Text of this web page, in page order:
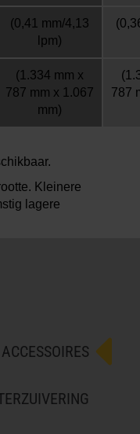
(0,41 mm/4,13
lpm)
(1.334 mm x
787 mm x 1.067
mm)
787
Kleinere
lagere